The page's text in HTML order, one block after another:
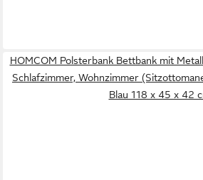
HOMCOM Polsterbank Bettbank mit
Schlafzimmer, Wohnzimmer
Blau 118 x 45 x 42